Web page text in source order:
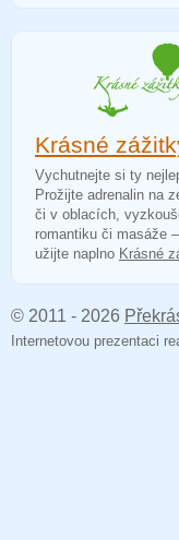
Krásné
Vychutnejte si ty
Prožijte adrenalin na
či v oblacích,
romantiku či masáže
užijte naplno Krásné
© 2011 - 2026
Internetovou prezentaci